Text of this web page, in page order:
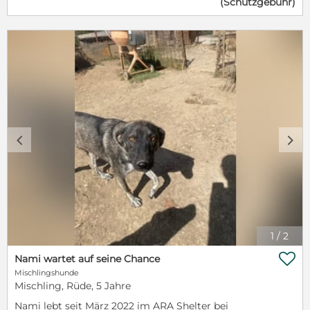
dort gut mit ihren Artgenossen klar. Möglichen
Auseinandersetzungen geht sie aus dem Weg. Wir
wünschen uns für Karla verständnisvolle Menschen,
die sie in Ruhe in ihrem neuen, spannenden Leben
ankommen lassen und ihr ausreichend Zeit geben,
sich an all die ungewohnten Eindrücke und
Geräusche zu gewöhnen. Ein Für-Immer-Zuhause
mit engen Familienanschluss, viel Liebe, Geduld und
Geborgenheit ist Karlas absoluter Traum. Gerade in
der Eingewöhnungszeit wäre natürlich ein sicher
eingezäuntes Grundstück von riesigem Vorteil.
Karla reist geimpft, kastriert, entwurmt, gechipt, mit
EU-Heimtierausweis und einem Sicherheitsgeschirr
in ihr neues zu Hause. Sollte Karla nun Dein
Interesse geweckt oder gar Dein Herz erobert haben,
so schau dir doch gerne unseren Vermittlungsablauf
https://www.tierseelenrettung.de/hundeseelen/
1 / 2
c d
Nami wartet auf seine Chance
Mischlingshunde
Mischling, Rüde, 5 Jahre
Nami lebt seit März 2022 im ARA Shelter bei
